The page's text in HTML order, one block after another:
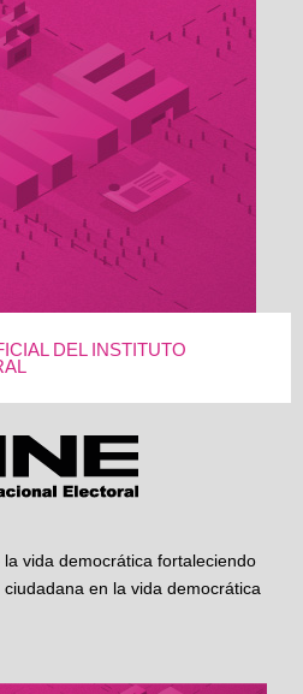
DEL INSTITUTO
vida democrática fortaleciendo
en la vida democrática